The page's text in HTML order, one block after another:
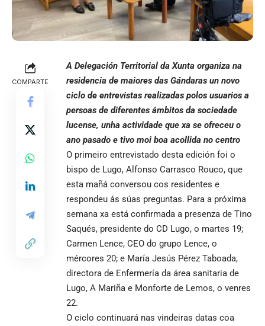
COMPARTE
A Delegación Territorial da Xunta organiza na
residencia de maiores das Gándaras un novo
ciclo de entrevistas realizadas polos usuarios a
persoas de diferentes ámbitos da sociedade
lucense, unha actividade que xa se ofreceu o
ano pasado e tivo moi boa acollida no centro
O primeiro entrevistado desta edición foi o
bispo de Lugo, Alfonso Carrasco Rouco, que
esta mañá conversou cos residentes e
respondeu ás súas preguntas. Para a próxima
semana xa está confirmada a presenza de Tino
Saqués, presidente do CD Lugo, o martes 19;
Carmen Lence, CEO do grupo Lence, o
mércores 20; e María Jesús Pérez Taboada,
directora de Enfermería da área sanitaria de
Lugo, A Mariña e Monforte de Lemos, o venres
22.
O ciclo continuará nas vindeiras datas coa